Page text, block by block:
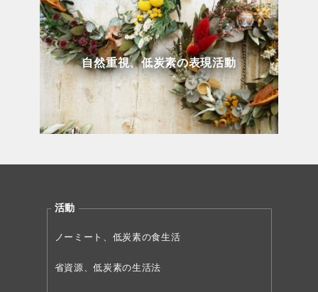
自然重視、低炭素の表現活動
活動
ノーミート、低炭素の食生活
省資源、低炭素の生活法